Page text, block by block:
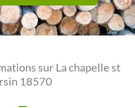
sur La chapelle st
18570